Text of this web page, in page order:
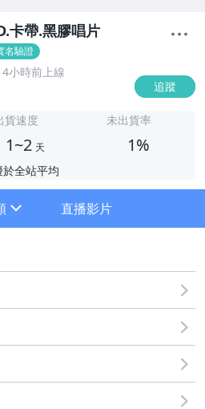
卡帶.黑膠唱片
名驗證
4小時前上線
追蹤
貨速度
1~2 天
於全站平均
未出貨率
1%
直播影片